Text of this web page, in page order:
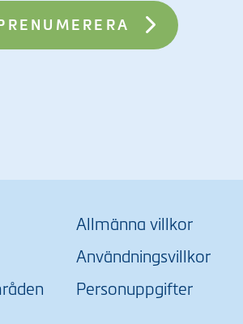
Allmänna villkor
Användningsvillkor
Personuppgifter